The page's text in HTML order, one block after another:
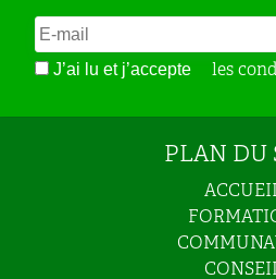
J’ai lu et j’accepte les
PLAN DU